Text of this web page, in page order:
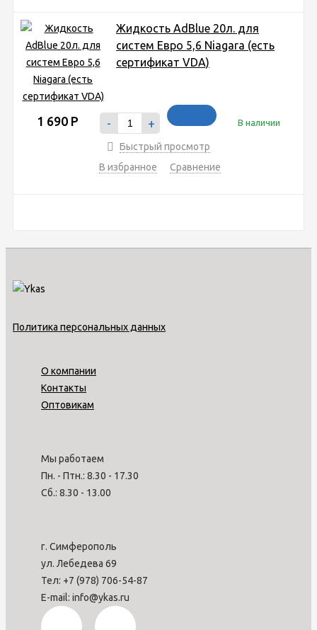
Жидкость AdBlue 20л. для
систем Евро 5,6 Niagara (есть
сертификат VDA)
1 690 Р - + В наличии
Быстрый просмотр
В избранное
Сравнение
Политика персональных данных
О компании
Контакты
Оптовикам
Мы работаем
Пн. - Птн.: 8.30 - 17.30
Сб.: 8.30 - 13.00
г. Симферополь
ул. Лебедева 69
Тел: +7 (978) 706-54-87
E-mail: info@ykas.ru